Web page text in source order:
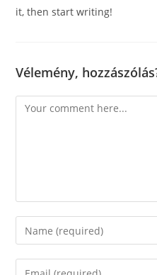
it, then start writing!
Vélemény,
Comment
Enter
your
name
Enter